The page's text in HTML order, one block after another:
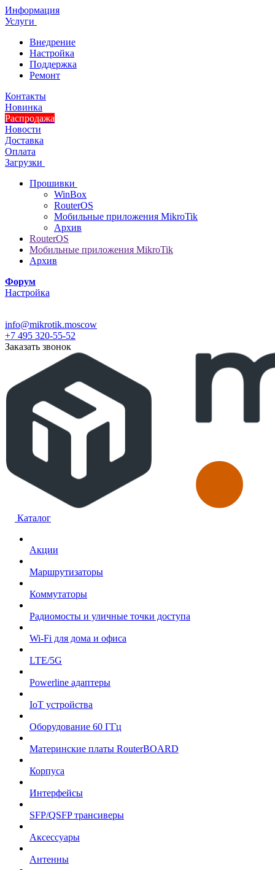
Информация
Услуги
Внедрение
Настройка
Поддержка
Ремонт
Контакты
Новинка
Распродажа
Новости
Доставка
Оплата
Загрузки
Прошивки
WinBox
RouterOS
Мобильные приложения MikroTik
Архив
RouterOS
Мобильные приложения MikroTik
Архив
Форум
Настройка
info@mikrotik.moscow
+7 495 320-55-52
Заказать звонок
Каталог
Акции
Маршрутизаторы
Коммутаторы
Радиомосты и уличные точки доступа
Wi-Fi для дома и офиса
LTE/5G
Powerline адаптеры
IoT устройства
Оборудование 60 ГГц
Материнские платы RouterBOARD
Корпуса
Интерфейсы
SFP/QSFP трансиверы
Аксессуары
Антенны